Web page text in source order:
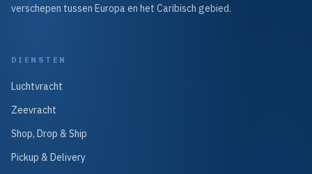
verschepen tussen Europa en het Caribisch gebied.
DIENSTEN
Luchtvracht
Zeevracht
Shop, Drop & Ship
Pickup & Delivery